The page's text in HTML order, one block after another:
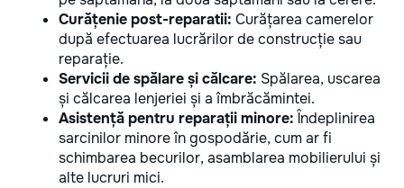
Curățenie post-reparatii: Curățarea camerelor
după efectuarea lucrărilor de construcție sau
reparație.
Servicii de spălare și călcare: Spălarea, uscarea
și călcarea lenjeriei și a îmbrăcămintei.
Asistență pentru reparații minore: Îndeplinirea
sarcinilor minore în gospodărie, cum ar fi
schimbarea becurilor, asamblarea mobilierului și
alte lucruri mici.